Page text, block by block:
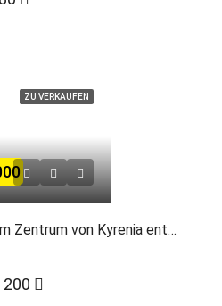
ZU VERKAUFEN
4+1 Villa 1 Minute vom Zentrum von Kyrenia entfernt
200